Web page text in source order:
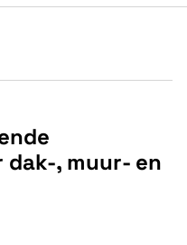
, muur- en